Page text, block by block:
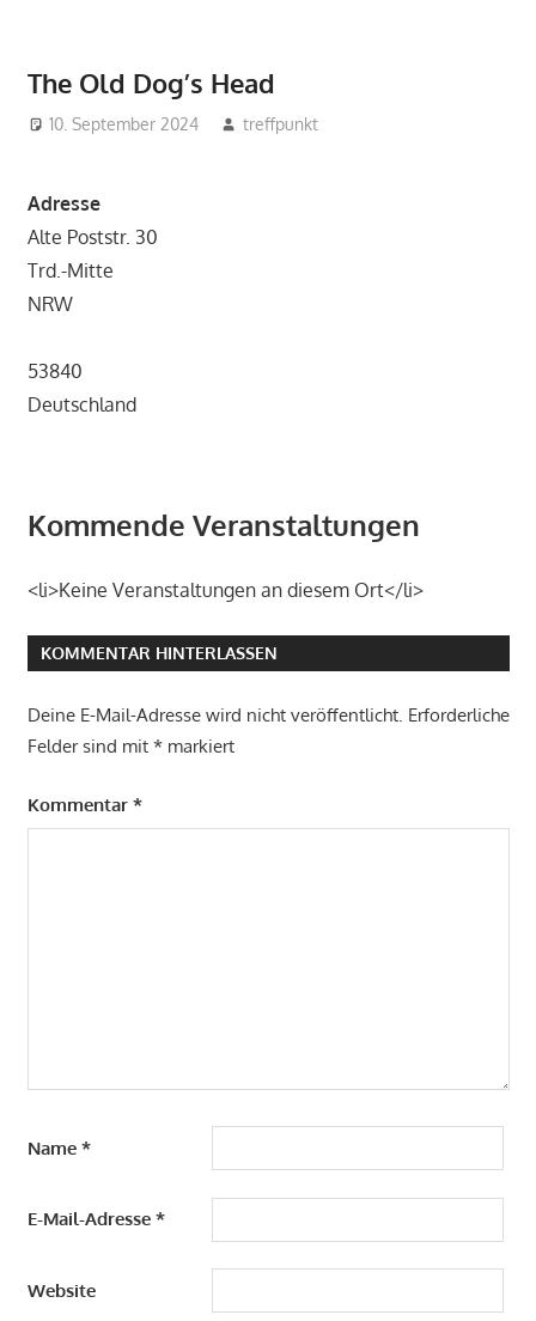
The Old Dog’s Head
10. September 2024 treffpunkt
Adresse
Alte Poststr. 30
Trd.-Mitte
NRW
53840
Deutschland
Kommende Veranstaltungen
<li>Keine Veranstaltungen an diesem Ort</li>
KOMMENTAR HINTERLASSEN
Deine E-Mail-Adresse wird nicht veröffentlicht. Erforderliche
Felder sind mit *markiert
Kommentar *
Name *
E-Mail-Adresse *
Website